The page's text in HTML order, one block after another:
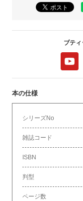
ブティ
本の仕様
シリーズNo
雑誌コード
ISBN
判型
ページ数